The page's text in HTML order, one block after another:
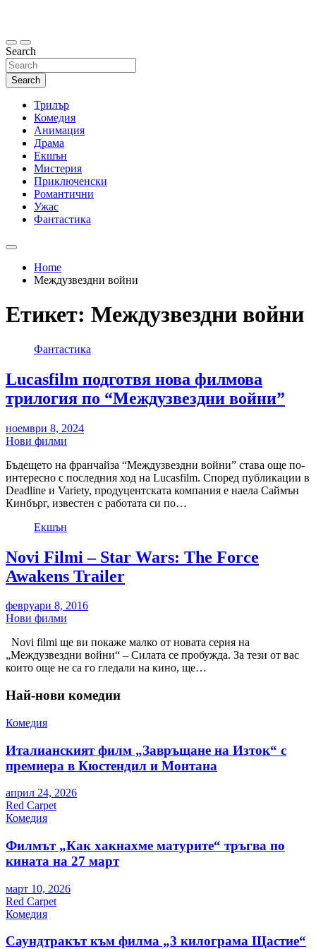
Search
Search
Трилър
Комедия
Анимация
Драма
Екшън
Мистерия
Приключенски
Романтични
Ужас
Фантастика
Home
Междузвездни войни
Етикет: Междузвездни войни
Фантастика
Lucasfilm подготвя нова филмова
трилогия по “Междузвездни войни”
ноември 8, 2024
Нови филми
Бъдещето на франчайза “Междузвездни войни” става още по-
интересно с последния ход на Lucasfilm. Според публикации в
Deadline и Variety, продуцентската компания е наела Саймън
Кинбърг, известен с работата си по…
Екшън
Novi Filmi – Star Wars: The Force
Awakens Trailer
февруари 8, 2016
Нови филми
Novi filmi ще ви покаже малко от новата серия на
„Междузвездни войни“ – Силата се пробужда. За тези от вас
които още не са го гледали на кино, ще…
Най-нови комедии
Комедия
Италианският филм „Завръщане на Изток“ с
премиера в Кюстендил и Монтана
април 24, 2026
Red Carpet
Комедия
Филмът „Как хакнахме матурите“ тръгва по
кината на 27 март
март 10, 2026
Red Carpet
Комедия
Саундтракът към филма „3 килограма Щастие“